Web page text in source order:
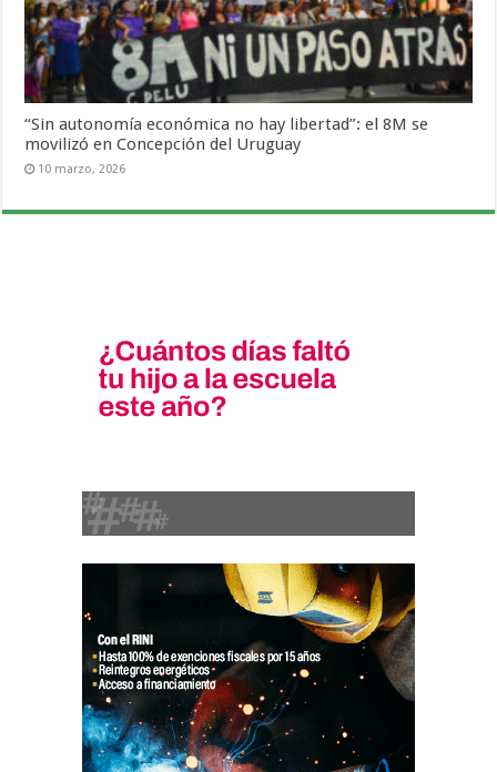
“Sin autonomía económica no hay libertad”: el 8M se
movilizó en Concepción del Uruguay
10 marzo, 2026